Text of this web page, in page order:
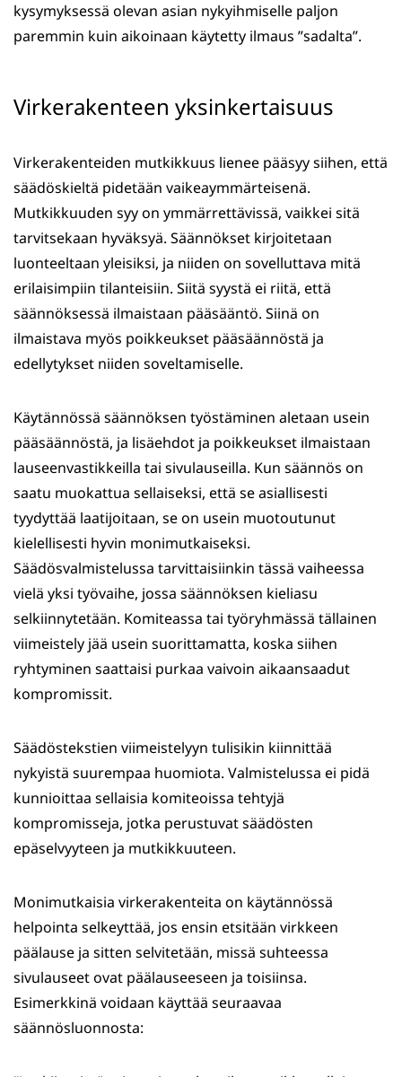
kysymyksessä olevan asian nykyihmiselle paljon
paremmin kuin aikoinaan käytetty ilmaus ”sadalta”.
Virkerakenteen yksinkertaisuus
Virkerakenteiden mutkikkuus lienee pääsyy siihen, että
säädöskieltä pidetään vaikeaymmärteisenä.
Mutkikkuuden syy on ymmärrettävissä, vaikkei sitä
tarvitsekaan hyväksyä. Säännökset kirjoitetaan
luonteeltaan yleisiksi, ja niiden on sovelluttava mitä
erilaisimpiin tilanteisiin. Siitä syystä ei riitä, että
säännöksessä ilmaistaan pääsääntö. Siinä on
ilmaistava myös poikkeukset pääsäännöstä ja
edellytykset niiden soveltamiselle.
Käytännössä säännöksen työstäminen aletaan usein
pääsäännöstä, ja lisäehdot ja poikkeukset ilmaistaan
lauseenvastikkeilla tai sivulauseilla. Kun säännös on
saatu muokattua sellaiseksi, että se asiallisesti
tyydyttää laatijoitaan, se on usein muotoutunut
kielellisesti hyvin monimutkaiseksi.
Säädösvalmistelussa tarvittaisiinkin tässä vaiheessa
vielä yksi työvaihe, jossa säännöksen kieliasu
selkiinnytetään. Komiteassa tai työryhmässä tällainen
viimeistely jää usein suorittamatta, koska siihen
ryhtyminen saattaisi purkaa vaivoin aikaansaadut
kompromissit.
Säädöstekstien viimeistelyyn tulisikin kiinnittää
nykyistä suurempaa huomiota. Valmistelussa ei pidä
kunnioittaa sellaisia komiteoissa tehtyjä
kompromisseja, jotka perustuvat säädösten
epäselvyyteen ja mutkikkuuteen.
Monimutkaisia virkerakenteita on käytännössä
helpointa selkeyttää, jos ensin etsitään virkkeen
päälause ja sitten selvitetään, missä suhteessa
sivulauseet ovat päälauseeseen ja toisiinsa.
Esimerkkinä voidaan käyttää seuraavaa
säännösluonnosta: